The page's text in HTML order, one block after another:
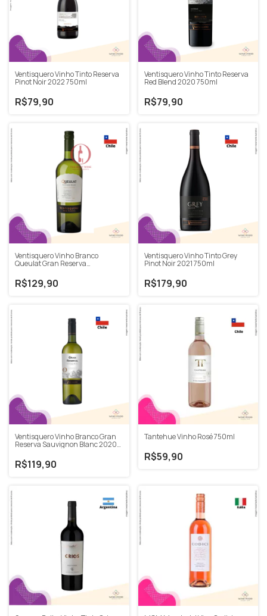
Ventisquero Vinho Tinto Reserva
Pinot Noir 2022 750ml
R$79,90
Ventisquero Vinho Tinto Reserva
Red Blend 2020 750ml
R$79,90
Ventisquero Vinho Branco
Queulat Gran Reserva
R$129,90
Ventisquero Vinho Tinto Grey
Pinot Noir 2021 750ml
R$179,90
Ventisquero Vinho Branco Gran
Reserva Sauvignon Blanc 2020
R$119,90
Tantehue Vinho Rosé 750ml
R$59,90